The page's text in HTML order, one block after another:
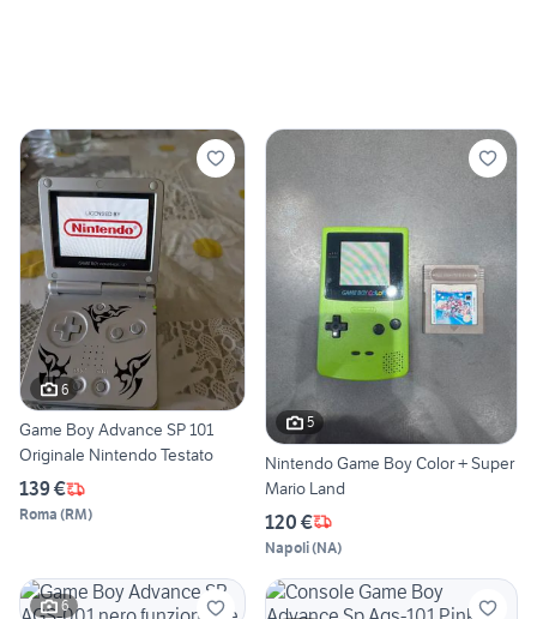
6
Game Boy Advance SP 101
Originale Nintendo Testato
139 €
Roma (RM)
5
Nintendo Game Boy Color + Super
Mario Land
120 €
Napoli(NA)
6